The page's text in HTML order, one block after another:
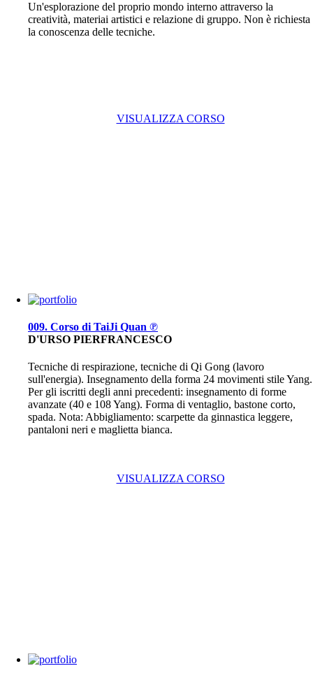
Un'esplorazione del proprio mondo interno attraverso la
creatività, materiai artistici e relazione di gruppo. Non è richiesta
la conoscenza delle tecniche.
VISUALIZZA CORSO
009. Corso di TaiJi Quan ℗
D'URSO PIERFRANCESCO
Tecniche di respirazione, tecniche di Qi Gong (lavoro
sull'energia). Insegnamento della forma 24 movimenti stile Yang.
Per gli iscritti degli anni precedenti: insegnamento di forme
avanzate (40 e 108 Yang). Forma di ventaglio, bastone corto,
spada. Nota: Abbigliamento: scarpette da ginnastica leggere,
pantaloni neri e maglietta bianca.
VISUALIZZA CORSO